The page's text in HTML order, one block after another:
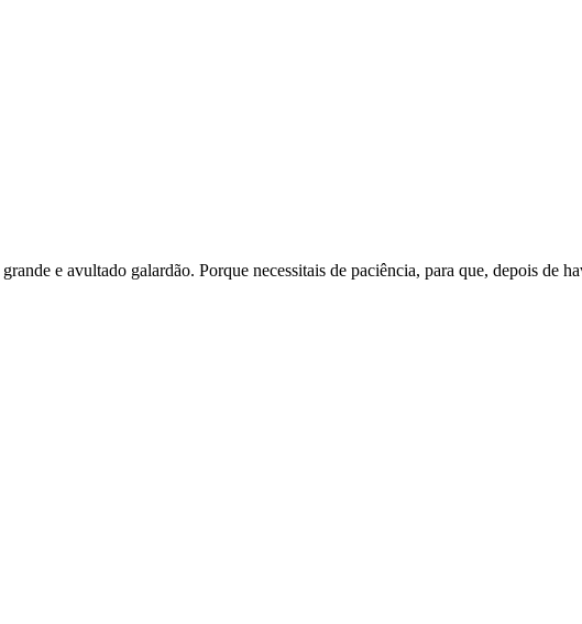
e avultado galardão. Porque necessitais de paciência, para que, depois de